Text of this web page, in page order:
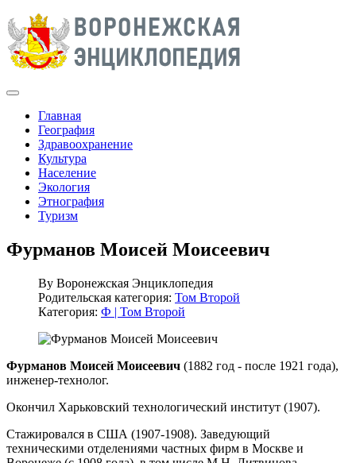
Главная
География
Здравоохранение
Культура
Население
Экология
Этнография
Туризм
Фурманов Моисей Моисеевич
By Воронежская Энциклопедия
Родительская категория: Том Второй
Категория: Ф | Том Второй
Фурманов Моисей Моисеевич (1882 год - после 1921 года),
инженер-технолог.
Окончил Харьковский технологический институт (1907).
Стажировался в США (1907-1908). Заведующий
техническими отделениями частных фирм в Москве и